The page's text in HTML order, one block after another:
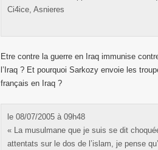
Ci4ice, Asnieres
Etre contre la guerre en Iraq immunise
l’Iraq ? Et pourquoi Sarkozy envoie les
français en Iraq ?
le 08/07/2005 à 09h48
« La musulmane que je suis se dit
attentats sur le dos de l’islam, je pense